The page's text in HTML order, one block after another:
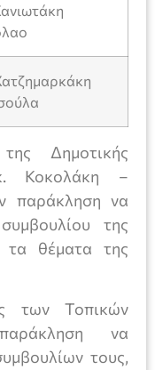
Δημοτικής
κ. Κοκολάκη –
παράκληση να
της
τα θέματα της
των Τοπικών
να
τους,